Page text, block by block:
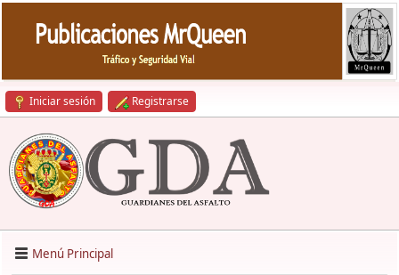
Iniciar sesión Registrarse
Menú Principal